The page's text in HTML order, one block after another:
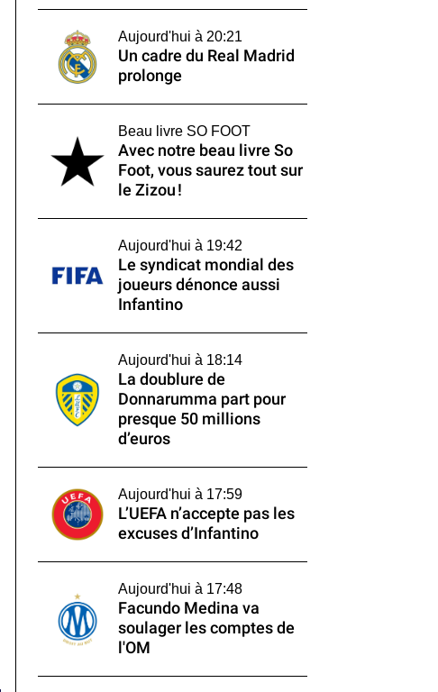
Aujourd'hui à 20:21
Un cadre du Real Madrid
prolonge
Beau livre SO FOOT
Avec notre beau livre So
Foot, vous saurez tout sur
le Zizou !
Aujourd'hui à 19:42
Le syndicat mondial des
joueurs dénonce aussi
Infantino
Aujourd'hui à 18:14
La doublure de
Donnarumma part pour
presque 50 millions
d’euros
Aujourd'hui à 17:59
L’UEFA n’accepte pas les
excuses d’Infantino
Aujourd'hui à 17:48
Facundo Medina va
soulager les comptes de
l'OM